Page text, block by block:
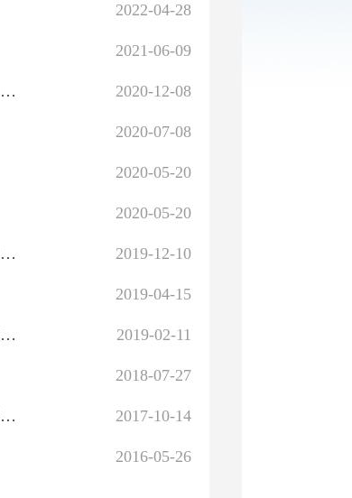
2022-04-28
2021-06-09
2020-12-08
国务院办公厅关于印发《政府信息公开信息处理费管理办法》的通知
2020-07-08
2020-05-20
2020-05-20
2019-12-10
国务院办公厅政府信息与政务公开办公室关于规范政府信息公开平台有关事项的通知
2019-04-15
2019-02-11
国务院办公厅政府信息与政务公开办公室关于机构改革后政府信息公开申请办理问题的解释
2018-07-27
2017-10-14
国务院办公厅政府信息与政务公开办公室关于明确政府信息公开与业务查询事项界限的解释
2016-05-26